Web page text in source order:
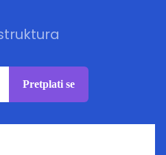
Pretplati se